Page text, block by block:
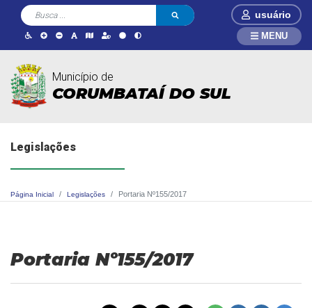
usuário
Município de
CORUMBATAÍ DO SUL
MENU
Legislações
Página Inicial Legislações Portaria Nº155/2017
Portaria Nº155/2017